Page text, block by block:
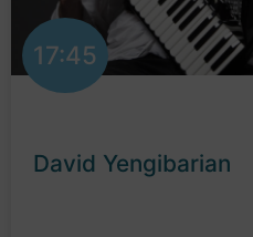
17:45
David Yengibarian